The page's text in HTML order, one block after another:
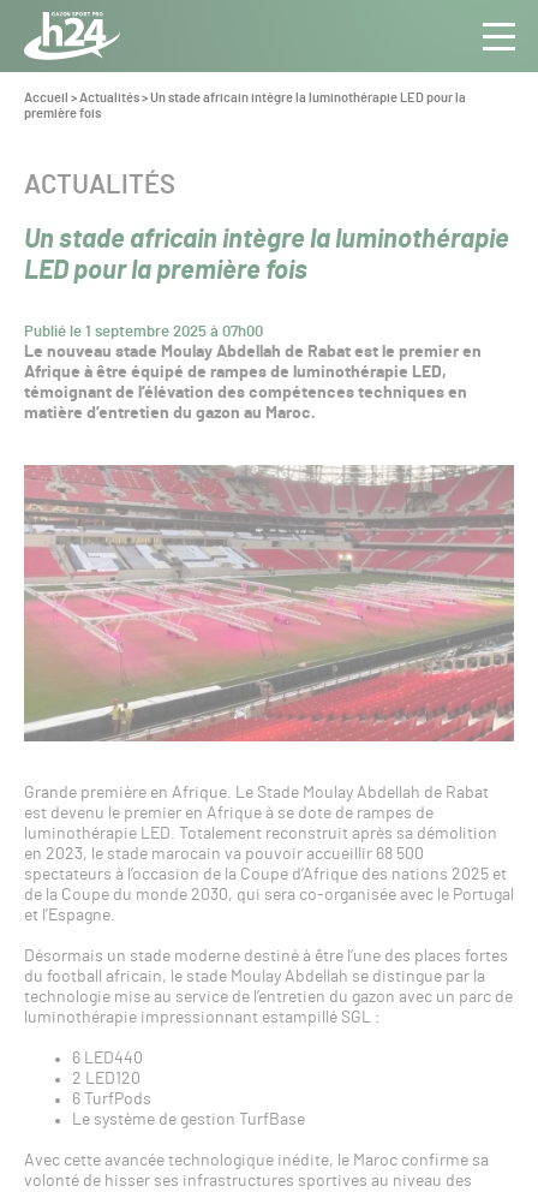
Panneau de gestion des cookies
Aller au contenu
Toute
l’info
du Gazon
Vous
êtes
Accueil >Actualités>Un stade africain intègre la luminothérapie LED pour la
première fois
Un stade africain intègre la luminothérapie
LED pour la première fois
Publié le 1 septembre 2025 à 07h00
CATÉGORIE :
ACTUALITÉS
Le nouveau stade Moulay Abdellah de Rabat est le premier en
Afrique à être équipé de rampes de luminothérapie LED,
témoignant de l’élévation des compétences techniques en
matière d’entretien du gazon au Maroc.
Grande première en Afrique. Le Stade Moulay Abdellah de Rabat
est devenu le premier en Afrique à se dote de rampes de
luminothérapie LED. Totalement reconstruit après sa démolition
en 2023, le stade marocain va pouvoir accueillir 68 500
spectateurs à l’occasion de la Coupe d’Afrique des nations 2025 et
de la Coupe du monde 2030, qui sera co-organisée avec le Portugal
et l’Espagne.
Désormais un stade moderne destiné à être l’une des places fortes
du football africain, le stade Moulay Abdellah se distingue par la
technologie mise au service de l’entretien du gazon avec un parc de
luminothérapie impressionnant estampillé SGL :
6 LED440
2 LED120
6 TurfPods
Le système de gestion TurfBase
Avec cette avancée technologique inédite, le Maroc confirme sa
volonté de hisser ses infrastructures sportives au niveau des